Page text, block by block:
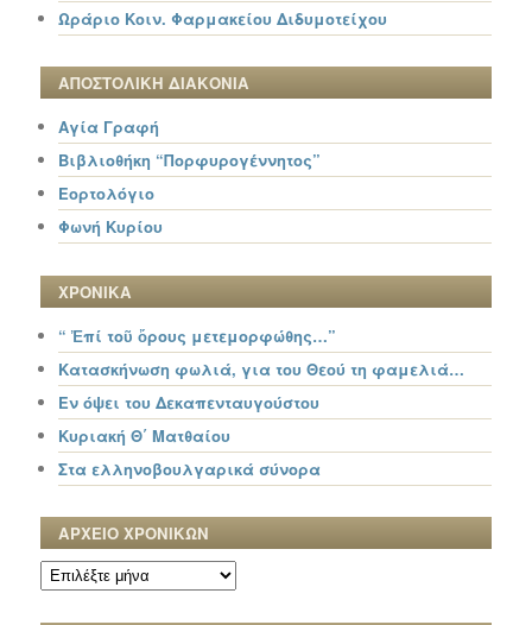
Ωράριο Κοιν. Φαρμακείου Διδυμοτείχου
ΑΠΟΣΤΟΛΙΚΗ ΔΙΑΚΟΝΙΑ
Αγία Γραφή
Βιβλιοθήκη “Πορφυρογέννητος”
Εορτολόγιο
Φωνή Κυρίου
ΧΡΟΝΙΚΑ
“ Ἐπί τοῦ ὄρους μετεμορφώθης…”
Κατασκήνωση φωλιά, για του Θεού τη φαμελιά…
Εν όψει του Δεκαπενταυγούστου
Κυριακή Θ΄ Ματθαίου
Στα ελληνοβουλγαρικά σύνορα
ΑΡΧΕΙΟ ΧΡΟΝΙΚΩΝ
ΑΡΧΕΙΟ
ΧΡΟΝΙΚΩΝ